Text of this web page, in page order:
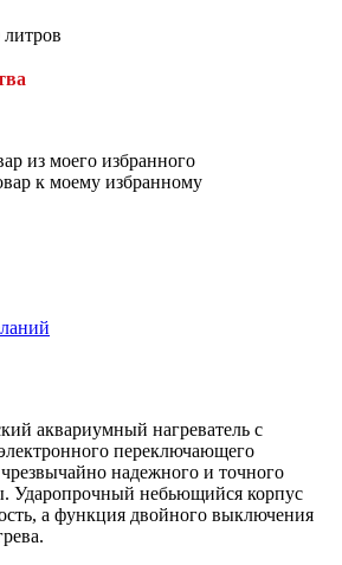
из моего избранного
к моему избранному
аквариумный нагреватель с
переключающего
надежного и точного
Ударопрочный небьющийся корпус
а функция двойного выключения